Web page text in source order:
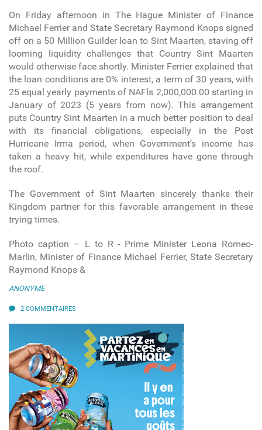
On Friday afternoon in The Hague Minister of Finance
Michael Ferrier and State Secretary Raymond Knops signed
off on a 50 Million Guilder loan to Sint Maarten, staving off
looming liquidity challenges that Country Sint Maarten
would otherwise face shortly. Minister Ferrier explained that
the loan conditions are 0% interest, a term of 30 years, with
25 equal yearly payments of NAFls 2,000,000.00 starting in
January of 2023 (5 years from now). This arrangement
puts Country Sint Maarten in a much better position to deal
with its financial obligations, especially in the Post
Hurricane Irma period, when Government’s income has
taken a heavy hit, while expenditures have gone through
the roof.
The Government of Sint Maarten sincerely thanks their
Kingdom partner for this favorable arrangement in these
trying times.
Photo caption – L to R - Prime Minister Leona Romeo-
Marlin, Minister of Finance Michael Ferrier, State Secretary
Raymond Knops &
ANONYME
2 COMMENTAIRES